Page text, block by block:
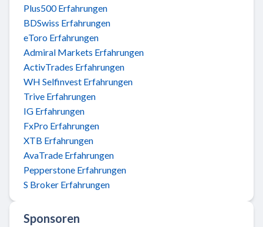
Plus500 Erfahrungen
BDSwiss Erfahrungen
eToro Erfahrungen
Admiral Markets Erfahrungen
ActivTrades Erfahrungen
WH Selfinvest Erfahrungen
Trive Erfahrungen
IG Erfahrungen
FxPro Erfahrungen
XTB Erfahrungen
AvaTrade Erfahrungen
Pepperstone Erfahrungen
S Broker Erfahrungen
Sponsoren